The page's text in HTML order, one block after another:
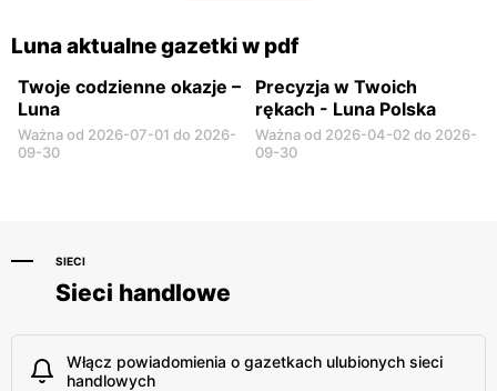
Nowe Miasto Lubawskie, ul.
Jagiellońska 25c
Nowe Miasto Lubawskie, ul.
Grunwaldzka 11b
Luna aktualne gazetki w pdf
Twoje codzienne okazje –
Luna
Ważna od 2026-07-01 do 2026-
09-30
Precyzja w Twoich
rękach - Luna Polska
Ważna od 2026-04-02 do 2026-
09-30
SIECI
Sieci handlowe
Włącz powiadomienia o gazetkach ulubionych sieci
handlowych